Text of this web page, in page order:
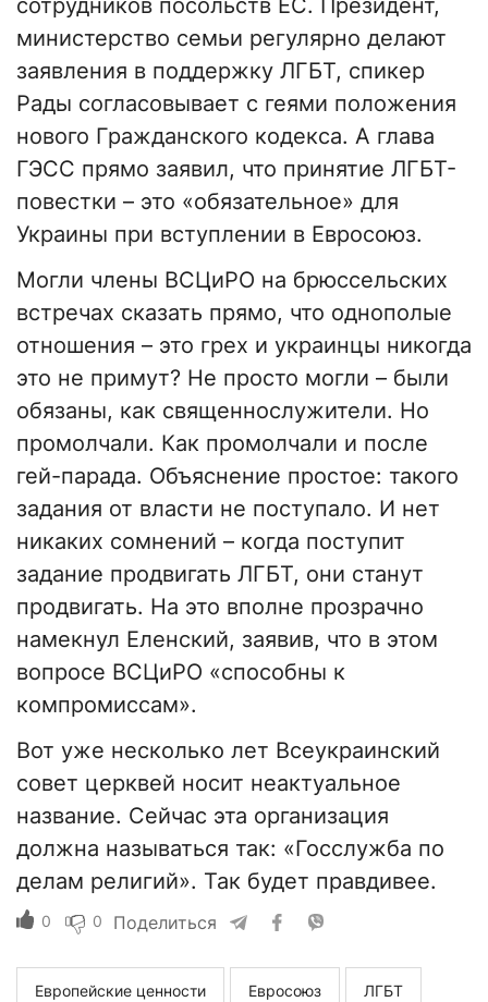
сотрудников посольств ЕС. Президент,
министерство семьи регулярно делают
заявления в поддержку ЛГБТ, спикер
Рады согласовывает с геями положения
нового Гражданского кодекса. А глава
ГЭСС прямо заявил, что принятие ЛГБТ-
повестки – это «обязательное» для
Украины при вступлении в Евросоюз.
Могли члены ВСЦиРО на брюссельских
встречах сказать прямо, что однополые
отношения – это грех и украинцы никогда
это не примут? Не просто могли – были
обязаны, как священнослужители. Но
промолчали. Как промолчали и после
гей-парада. Объяснение простое: такого
задания от власти не поступало. И нет
никаких сомнений – когда поступит
задание продвигать ЛГБТ, они станут
продвигать. На это вполне прозрачно
намекнул Еленский, заявив, что в этом
вопросе ВСЦиРО «способны к
компромиссам».
Вот уже несколько лет Всеукраинский
совет церквей носит неактуальное
название. Сейчас эта организация
должна называться так: «Госслужба по
делам религий». Так будет правдивее.
0 0 Поделиться
Европейские ценности Евросоюз ЛГБТ